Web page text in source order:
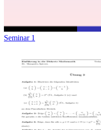
Seminar 1